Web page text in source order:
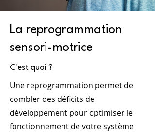
La reprogrammation
sensori-motrice
C'est quoi ?
Une reprogrammation permet de
combler des déficits de
développement pour optimiser le
fonctionnement de votre système